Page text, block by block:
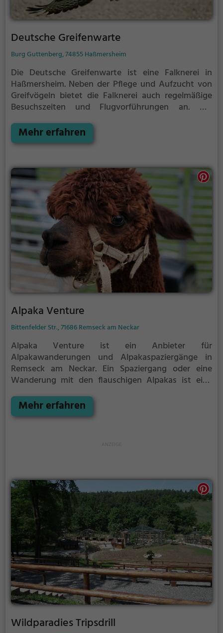
Deutsche Greifenwarte
Burg Guttenberg, 74855 Haßmersheim
Die Deutsche Greifenwarte ist eine Falknerei in
Haßmersheim. Neben der Pflege und Aufzucht von
Greifvögeln bietet die Falknerei auch regelmäßige
Besuchszeiten und Flugvorführungen an. Die
der Website
Mehr erfahren
Alpaka Venture
Bittenfelder Str., 71686 Remseck am Neckar
Alpaka Venture ist ein Anbieter für
Alpakawanderungen und Alpakaspaziergänge in
Remseck am Neckar. Ein Spaziergang oder eine
Wanderung mit den flauschigen Alpakas ist eine
Ausflug mit der Familie. Die kuscheligen Tiere
strahlen eine unheimliche Ruhe aus und werden
Mehr erfahren
Wildparadies Tripsdrill